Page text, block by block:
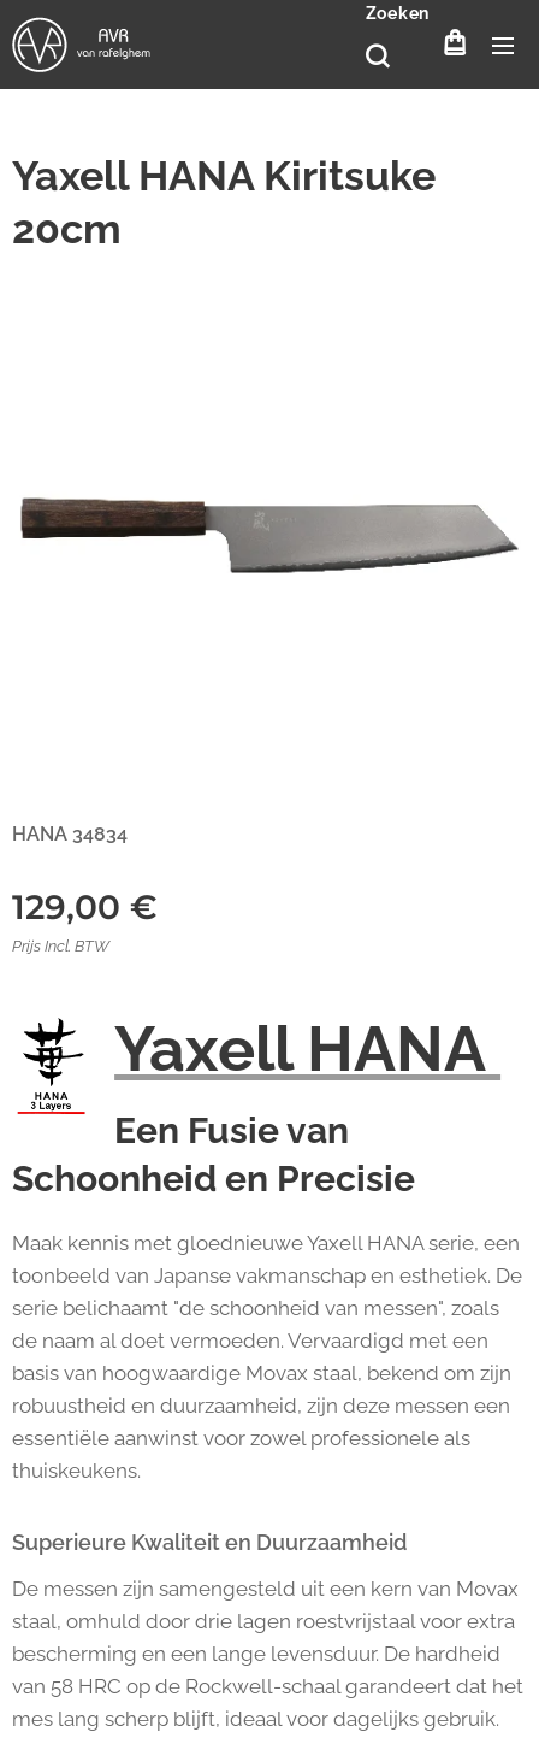
Zoeken
Yaxell HANA Kiritsuke
20cm
HANA 34834
129,00 €
Prijs Incl. BTW
Yaxell HANA
Een Fusie van
Schoonheid en Precisie
Maak kennis met gloednieuwe Yaxell HANA serie, een
toonbeeld van Japanse vakmanschap en esthetiek. De
serie belichaamt "de schoonheid van messen", zoals
de naam al doet vermoeden. Vervaardigd met een
basis van hoogwaardige Movax staal, bekend om zijn
robuustheid en duurzaamheid, zijn deze messen een
essentiële aanwinst voor zowel professionele als
thuiskeukens.
Superieure Kwaliteit en Duurzaamheid
De messen zijn samengesteld uit een kern van Movax
staal, omhuld door drie lagen roestvrijstaal voor extra
bescherming en een lange levensduur. De hardheid
van 58 HRC op de Rockwell-schaal garandeert dat het
mes lang scherp blijft, ideaal voor dagelijks gebruik.